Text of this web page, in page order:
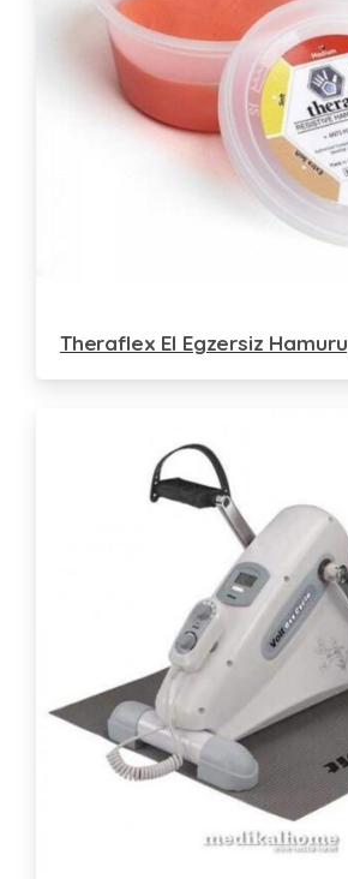
Theraflex El Egzersiz Hamuru